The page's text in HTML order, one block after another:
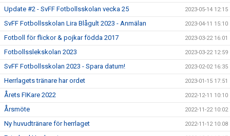
Update #2 - SvFF Fotbollsskolan vecka 25 2023-05-14 12:15
SvFF Fotbollsskolan Lira Blågult 2023 - Anmälan 2023-04-11 15:10
Fotboll för flickor & pojkar födda 2017 2023-03-22 16:01
Fotbollsslekskolan 2023 2023-03-22 12:59
SvFF Fotbollsskolan 2023 - Spara datum! 2023-02-02 16:35
Herrlagets tränare har ordet 2023-01-15 17:51
Årets FIKare 2022 2022-12-11 10:10
Årsmöte 2022-11-22 10:02
Ny huvudtränare för herrlaget 2022-11-12 10:08